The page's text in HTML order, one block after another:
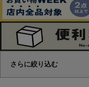
さらに絞り込む